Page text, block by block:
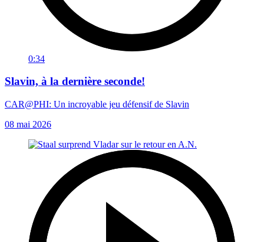
0:34
Slavin, à la dernière seconde!
CAR@PHI: Un incroyable jeu défensif de Slavin
08 mai 2026